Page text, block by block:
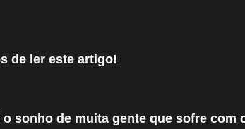
de ler este artigo!
sonho de muita gente que sofre com